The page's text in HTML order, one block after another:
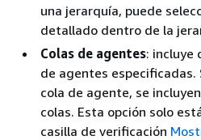
una jerarquía, puede
detallado dentro de la
Colas de agentes: incluye
de agentes especificadas.
cola de agente, se
colas. Esta opción solo
casilla de verificación